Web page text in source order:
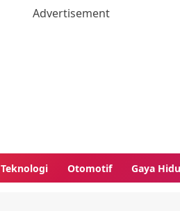
Teknologi Otomotif Gaya